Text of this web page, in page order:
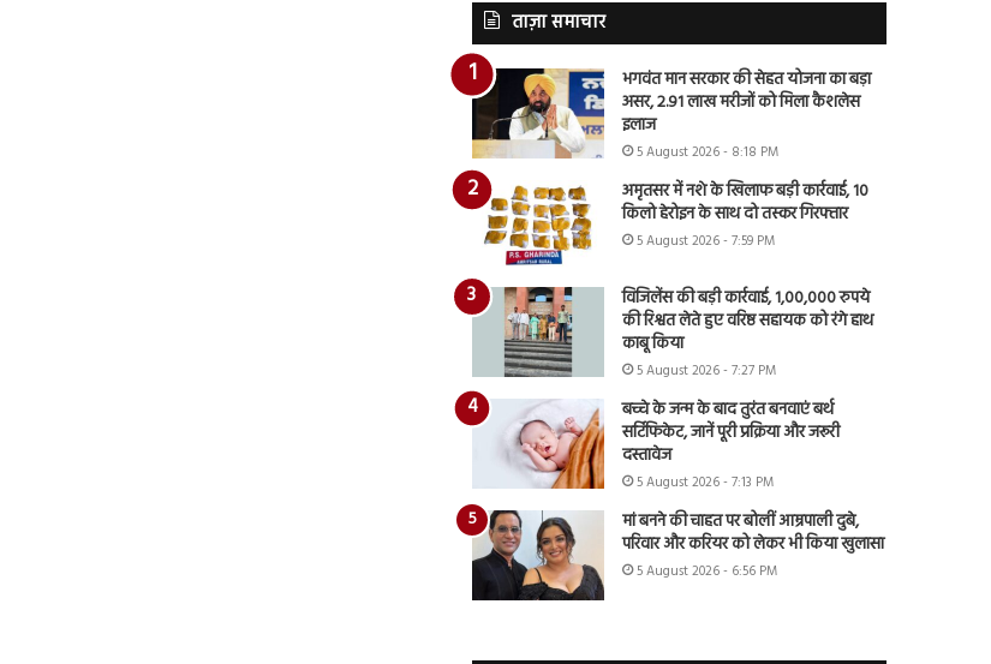
ताज़ा समाचार
भगवंत मान सरकार की सेहत योजना का बड़ा
असर, 2.91 लाख मरीजों को मिला कैशलेस
इलाज
5 August 2026 - 8:18 PM
अमृतसर में नशे के खिलाफ बड़ी कार्रवाई, 10
किलो हेरोइन के साथ दो तस्कर गिरफ्तार
5 August 2026 - 7:59 PM
विजिलेंस की बड़ी कार्रवाई, 1,00,000 रुपये
की रिश्वत लेते हुए वरिष्ठ सहायक को रंगे हाथ
काबू किया
5 August 2026 - 7:27 PM
बच्चे के जन्म के बाद तुरंत बनवाएं बर्थ
सर्टिफिकेट, जानें पूरी प्रक्रिया और जरूरी
दस्तावेज
5 August 2026 - 7:13 PM
मां बनने की चाहत पर बोलीं आम्रपाली दुबे,
परिवार और करियर को लेकर भी किया खुलासा
5 August 2026 - 6:56 PM